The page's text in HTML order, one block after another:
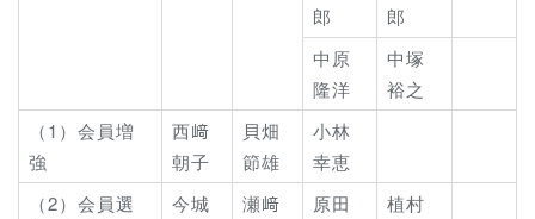
郎
郎
中原
隆洋
中塚
裕之
（1）会員増
強
西﨑
朝子
貝畑
節雄
小林
幸恵
（2）会員選
今城
瀬﨑
原田
植村